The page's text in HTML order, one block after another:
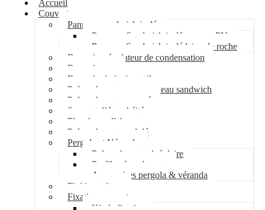
Accueil
Couverture
Panneau sandwich isolé
Panneau Sandwich isolé mousse PU
Panneau Sandwich isolé laine de roche
Bac acier régulateur de condensation
Bac acier sec
Bac acier imitation tuile
Polycarbonate pour panneau sandwich
Polycarbonate nervuré
Support d’étanchéité
Plancher collaborant
Polycarbonate ondulé
Pergola et Véranda
Polycarbonate alvéolaire
Profil polycarbonate
Accessoires pergola & véranda
Finition toiture
Fixation couverture
Kit de fixation